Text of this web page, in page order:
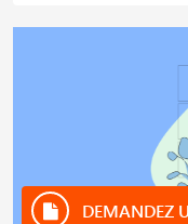
DEMANDEZ